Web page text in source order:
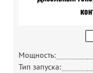
Мощность:
Тип запуска: